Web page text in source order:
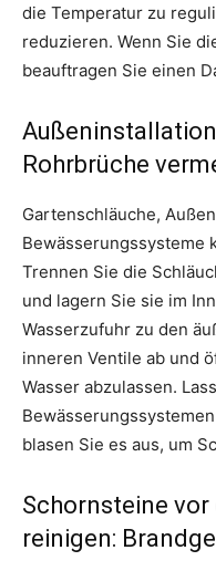
die Temperatur zu
reduzieren. Wenn Sie
beauftragen Sie einen
Rohrbrüche
Gartenschläuche,
Bewässerungssysteme
Trennen Sie die
und lagern Sie sie im
Wasserzufuhr zu den
inneren Ventile ab und
Wasser abzulassen.
blasen Sie es aus, um
Schornsteine vor
reinigen: